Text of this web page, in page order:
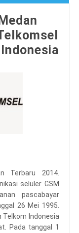
Terbaru 2014.
seluler GSM
pascabayar
26 Mei 1995.
Telkom Indonesia
Pada tanggal 1